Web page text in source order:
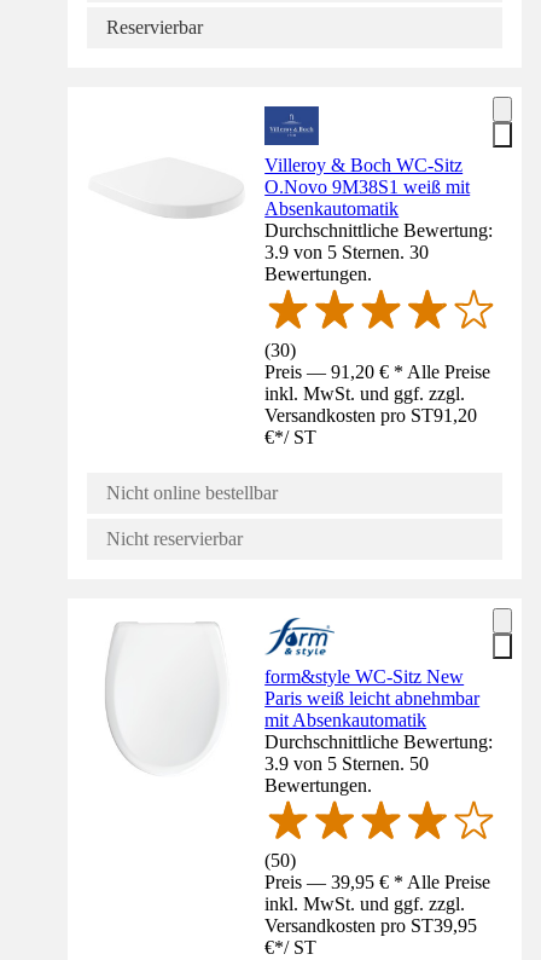
Reservierbar
Villeroy & Boch WC-Sitz
O.Novo 9M38S1 weiß mit
Absenkautomatik
Durchschnittliche Bewertung:
3.9 von 5 Sternen. 30
Bewertungen.
(30)
Preis — 91,20 € * Alle Preise
inkl. MwSt. und ggf. zzgl.
Versandkosten pro ST91,20
€*/ ST
Nicht online bestellbar
Nicht reservierbar
form&style WC-Sitz New
Paris weiß leicht abnehmbar
mit Absenkautomatik
Durchschnittliche Bewertung:
3.9 von 5 Sternen. 50
Bewertungen.
(50)
Preis — 39,95 € * Alle Preise
inkl. MwSt. und ggf. zzgl.
Versandkosten pro ST39,95
€*/ ST